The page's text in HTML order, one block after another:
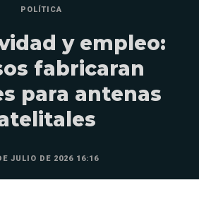
POLÍTICA
y empleo:
fabricaran
para antenas
JULIO DE 2026 16:16